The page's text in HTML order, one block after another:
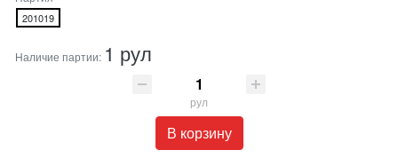
201019
Наличие партии: 1 рул
рул
В корзину